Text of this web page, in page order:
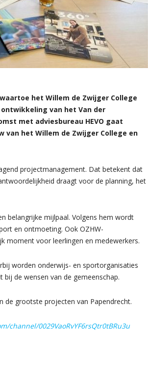
het Willem de Zwijger College
van het Van der
met adviesbureau HEVO gaat
van het Willem de Zwijger College en
projectmanagement. Dat betekent dat
draagt voor de planning, het
belangrijke mijlpaal. Volgens hem wordt
en ontmoeting. Ook OZHW-
moment voor leerlingen en medewerkers.
worden onderwijs- en sportorganisaties
de wensen van de gemeenschap.
de grootste projecten van Papendrecht.
channel/0029VaoRvYF6rsQtr0tBRu3u